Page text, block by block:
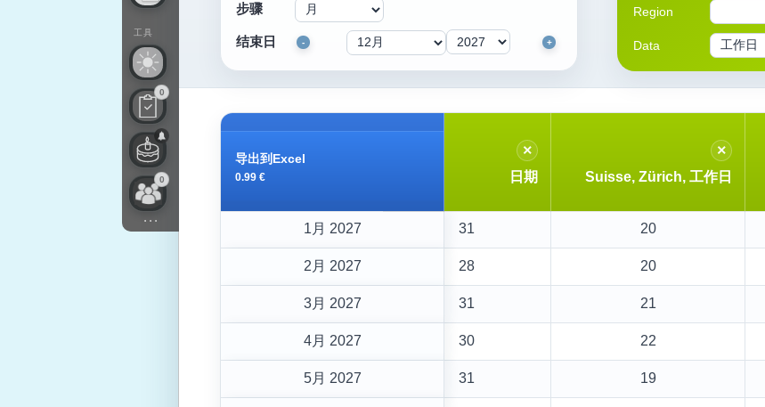
工具
0
0
...
Region
Data
步骤
结束日 - +
导出到Excel
0.99 €
×
日期
×
Suisse, Zürich, 工作日
1月 2027 31 20
2月 2027 28 20
3月 2027 31 21
4月 2027 30 22
5月 2027 31 19